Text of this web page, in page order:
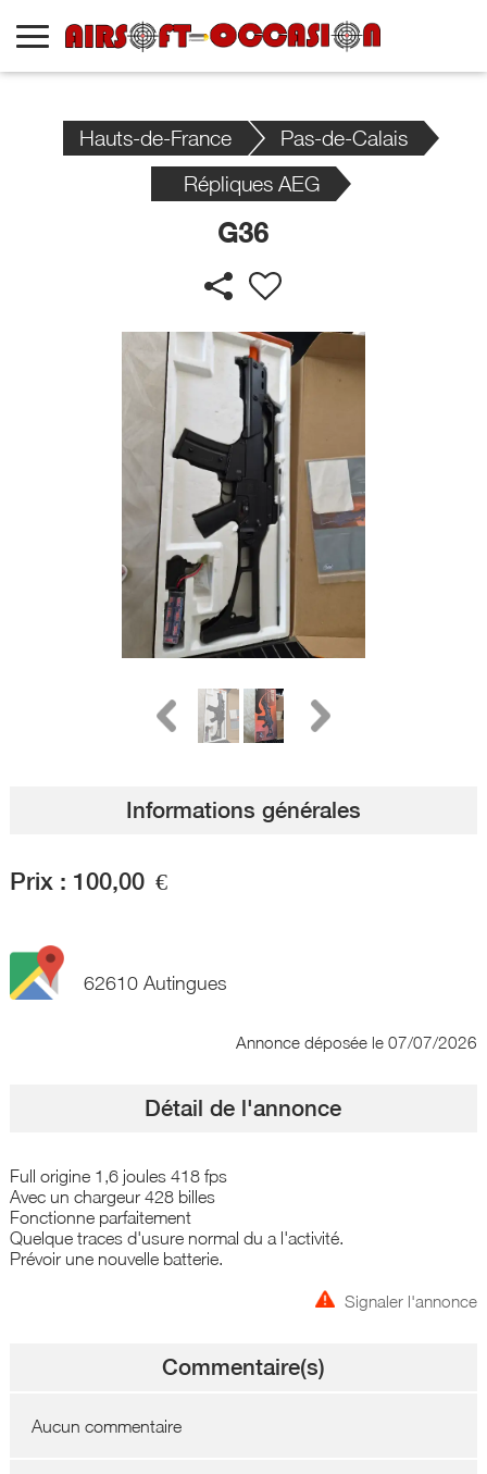
Hauts-de-France
Pas-de-Calais
Répliques AEG
G36
Informations générales
Prix : 100,00 €
62610 Autingues
Annonce déposée le 07/07/2026
Détail de l'annonce
Full origine 1,6 joules 418 fps
Avec un chargeur 428 billes
Fonctionne parfaitement
Quelque traces d'usure normal du a l'activité.
Prévoir une nouvelle batterie.
Signaler l'annonce
Commentaire(s)
Aucun commentaire